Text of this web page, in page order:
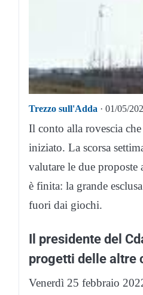
Trezzo sull'Adda · 01/05/
Il conto alla rovescia
iniziato. La scorsa
valutare le due proposte
è finita: la grande
fuori dai giochi.
Il presidente del
progetti delle altre
Venerdì 25 febbraio